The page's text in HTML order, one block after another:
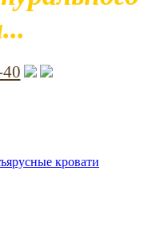
кровати